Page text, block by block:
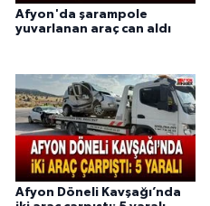
Afyon'da şarampole
yuvarlanan araç can aldı
Afyon Döneli Kavşağı’nda